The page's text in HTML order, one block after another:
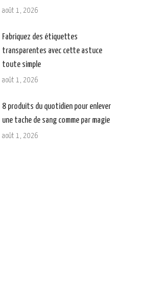
août 1, 2026
Fabriquez des étiquettes
transparentes avec cette astuce
toute simple
août 1, 2026
8 produits du quotidien pour enlever
une tache de sang comme par magie
août 1, 2026